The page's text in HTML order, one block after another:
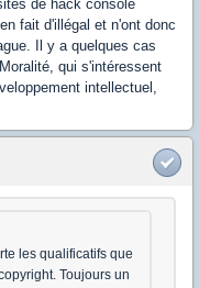
de hack console
fait d'illégal et n'ont donc
Il y a quelques cas
qui s'intéressent
intellectuel,
les qualificatifs que
Toujours un